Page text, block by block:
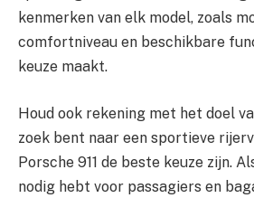
kenmerken van elk model, zoals
comfortniveau en beschikbare
keuze maakt.
Houd ook rekening met het doel
zoek bent naar een sportieve
Porsche 911 de beste keuze zijn.
nodig hebt voor passagiers en